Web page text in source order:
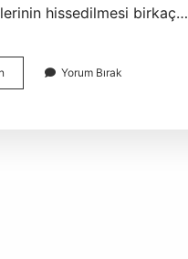
hissedilmesi birkaç…
Tedavisi
Yorum Bırak